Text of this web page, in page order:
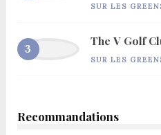
SUR LES
The V Golf
SUR LES
Recommandations